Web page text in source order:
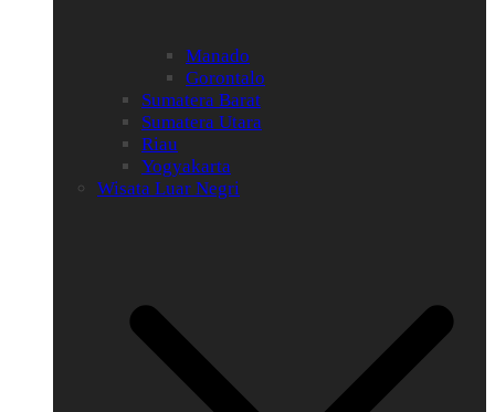
Manado
Gorontalo
Sumatera Barat
Sumatera Utara
Riau
Yogyakarta
Wisata Luar Negri